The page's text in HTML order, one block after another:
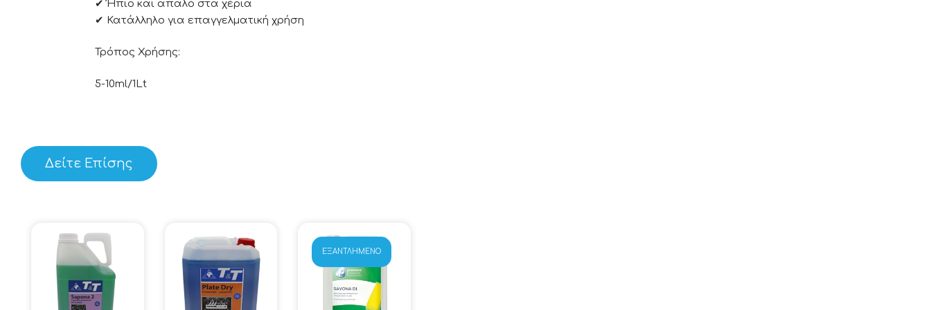
✔ Ήπιο και απαλό στα χέρια
✔ Κατάλληλο για επαγγελματική χρήση
Τρόπος Χρήσης:
5-10ml/1Lt
Δείτε Επίσης
ΕΞΑΝΤΛΗΜΈΝΟ